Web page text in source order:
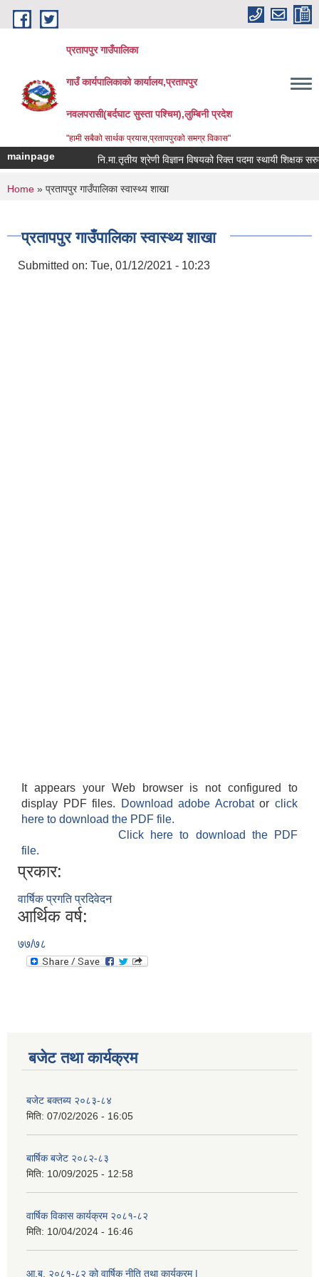
Skip to main content
प्रतापपुर गाउँपालिका
गाउँ कार्यपालिकाको कार्यालय,प्रतापपुर
नवलपरासी(बर्दघाट सुस्ता पश्चिम),लुम्बिनी प्रदेश
"हामी सबैको सार्थक प्रयास,प्रतापपुरको समग्र विकास"
mainpage नि.मा.तृतीय श्रेणी विज्ञान विषयको रिक्त पदमा स्थायी शिक्षक सरुवा
You are here
Home » प्रतापपुर गाउँपालिका स्वास्थ्य शाखा
प्रतापपुर गाउँपालिका स्वास्थ्य शाखा
Submitted on: Tue, 01/12/2021 - 10:23
It appears your Web browser is not configured to
display PDF files.
Download adobe Acrobatorclick
here to download the PDF file.
Click here to download the PDF
file.
प्रकार:
वार्षिक प्रगति प्रदिवेदन
आर्थिक वर्ष:
७७/७८
बजेट तथा कार्यक्रम
बजेट बक्तब्य २०८३-८४
मिति: 07/02/2026 - 16:05
बार्षिक बजेट २०८२-८३
मिति: 10/09/2025 - 12:58
वार्षिक विकास कार्यक्रम २०८१-८२
मिति: 10/04/2024 - 16:46
आ.ब. २०८१-८२ को वार्षिक नीति तथा कार्यक्रम |